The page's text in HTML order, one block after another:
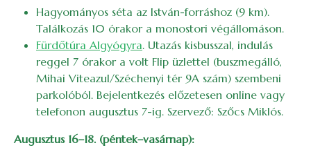
Hagyományos séta az István-forráshoz (9 km).
Találkozás 10 órakor a monostori végállomáson.
Fürdőtúra Algyógyra. Utazás kisbusszal, indulás
reggel 7 órakor a volt Flip üzlettel (buszmegálló,
Mihai Viteazul/Széchenyi tér 9A szám) szembeni
parkolóból. Bejelentkezés előzetesen online vagy
telefonon augusztus 7-ig. Szervező: Szőcs Miklós.
Augusztus 16–18. (péntek–vasárnap):